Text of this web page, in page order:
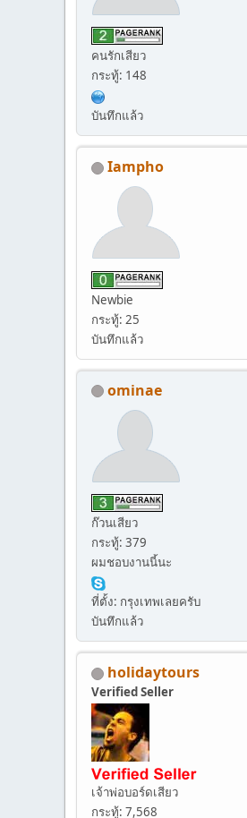
คนรักเสียว
กระทู้: 148
บันทึกแล้ว
Iampho
Newbie
กระทู้: 25
บันทึกแล้ว
ominae
ก๊วนเสียว
กระทู้: 379
ผมชอบงานนี้นะ
ที่ตั้ง: กรุงเทพเลยครับ
บันทึกแล้ว
holidaytours
Verified Seller
เจ้าพ่อบอร์ดเสียว
กระทู้: 7,568